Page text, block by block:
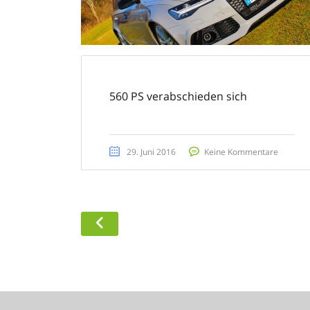
560 PS verabschieden sich
29. Juni 2016 Keine Kommentare